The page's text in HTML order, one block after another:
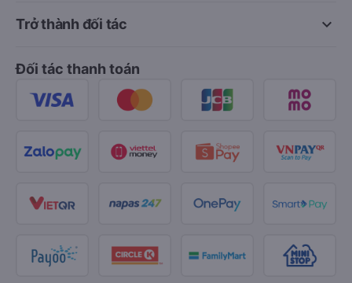
keyboard_arrow_down
Trở thành đối tác
Đối tác thanh toán